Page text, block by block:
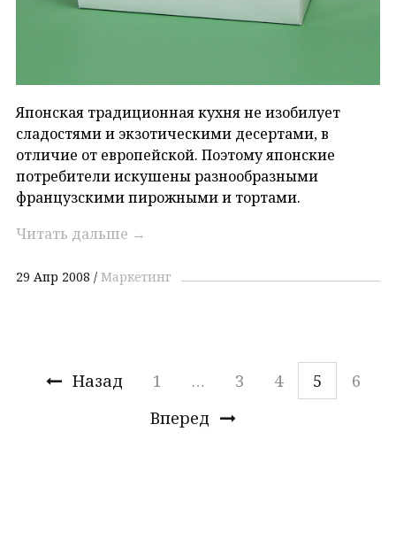
Японская традиционная кухня не изобилует
сладостями и экзотическими десертами, в
отличие от европейской. Поэтому японские
потребители искушены разнообразными
французскими пирожными и тортами.
Читать дальше →
29 Апр 2008 Маркетинг
Назад 1 … 3 4 5
6
Вперед